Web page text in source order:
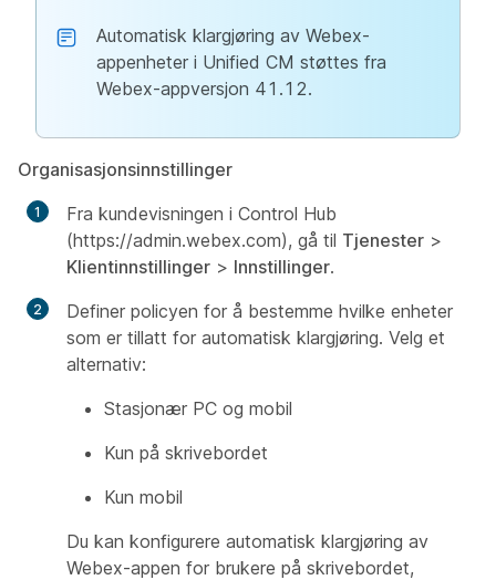
Automatisk klargjøring av Webex-
appenheter i Unified CM støttes fra
Webex-appversjon 41.12.
Organisasjonsinnstillinger
Fra kundevisningen i Control Hub
(https://admin.webex.com), gå til Tjenester >
Klientinnstillinger > Innstillinger.
Definer policyen for å bestemme hvilke enheter
som er tillatt for automatisk klargjøring. Velg et
alternativ:
Stasjonær PC og mobil
Kun på skrivebordet
Kun mobil
Du kan konfigurere automatisk klargjøring av
Webex-appen for brukere på skrivebordet,